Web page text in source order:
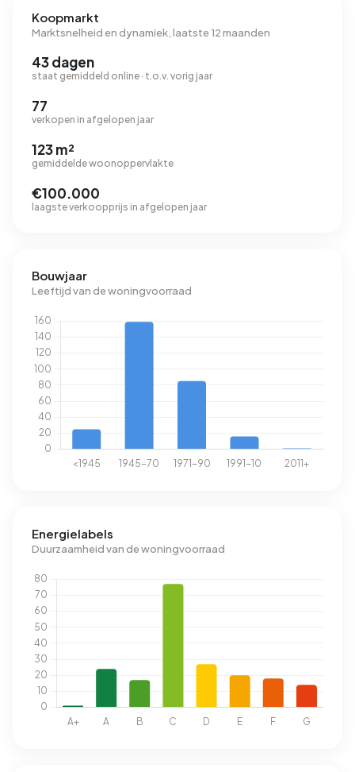
Koopmarkt
Marktsnelheid en dynamiek, laatste 12 maanden
43 dagen
staat gemiddeld online · t.o.v. vorig jaar
77
verkopen in afgelopen jaar
123 m²
gemiddelde woonoppervlakte
€100.000
laagste verkoopprijs in afgelopen jaar
Bouwjaar
Leeftijd van de woningvoorraad
Energielabels
Duurzaamheid van de woningvoorraad